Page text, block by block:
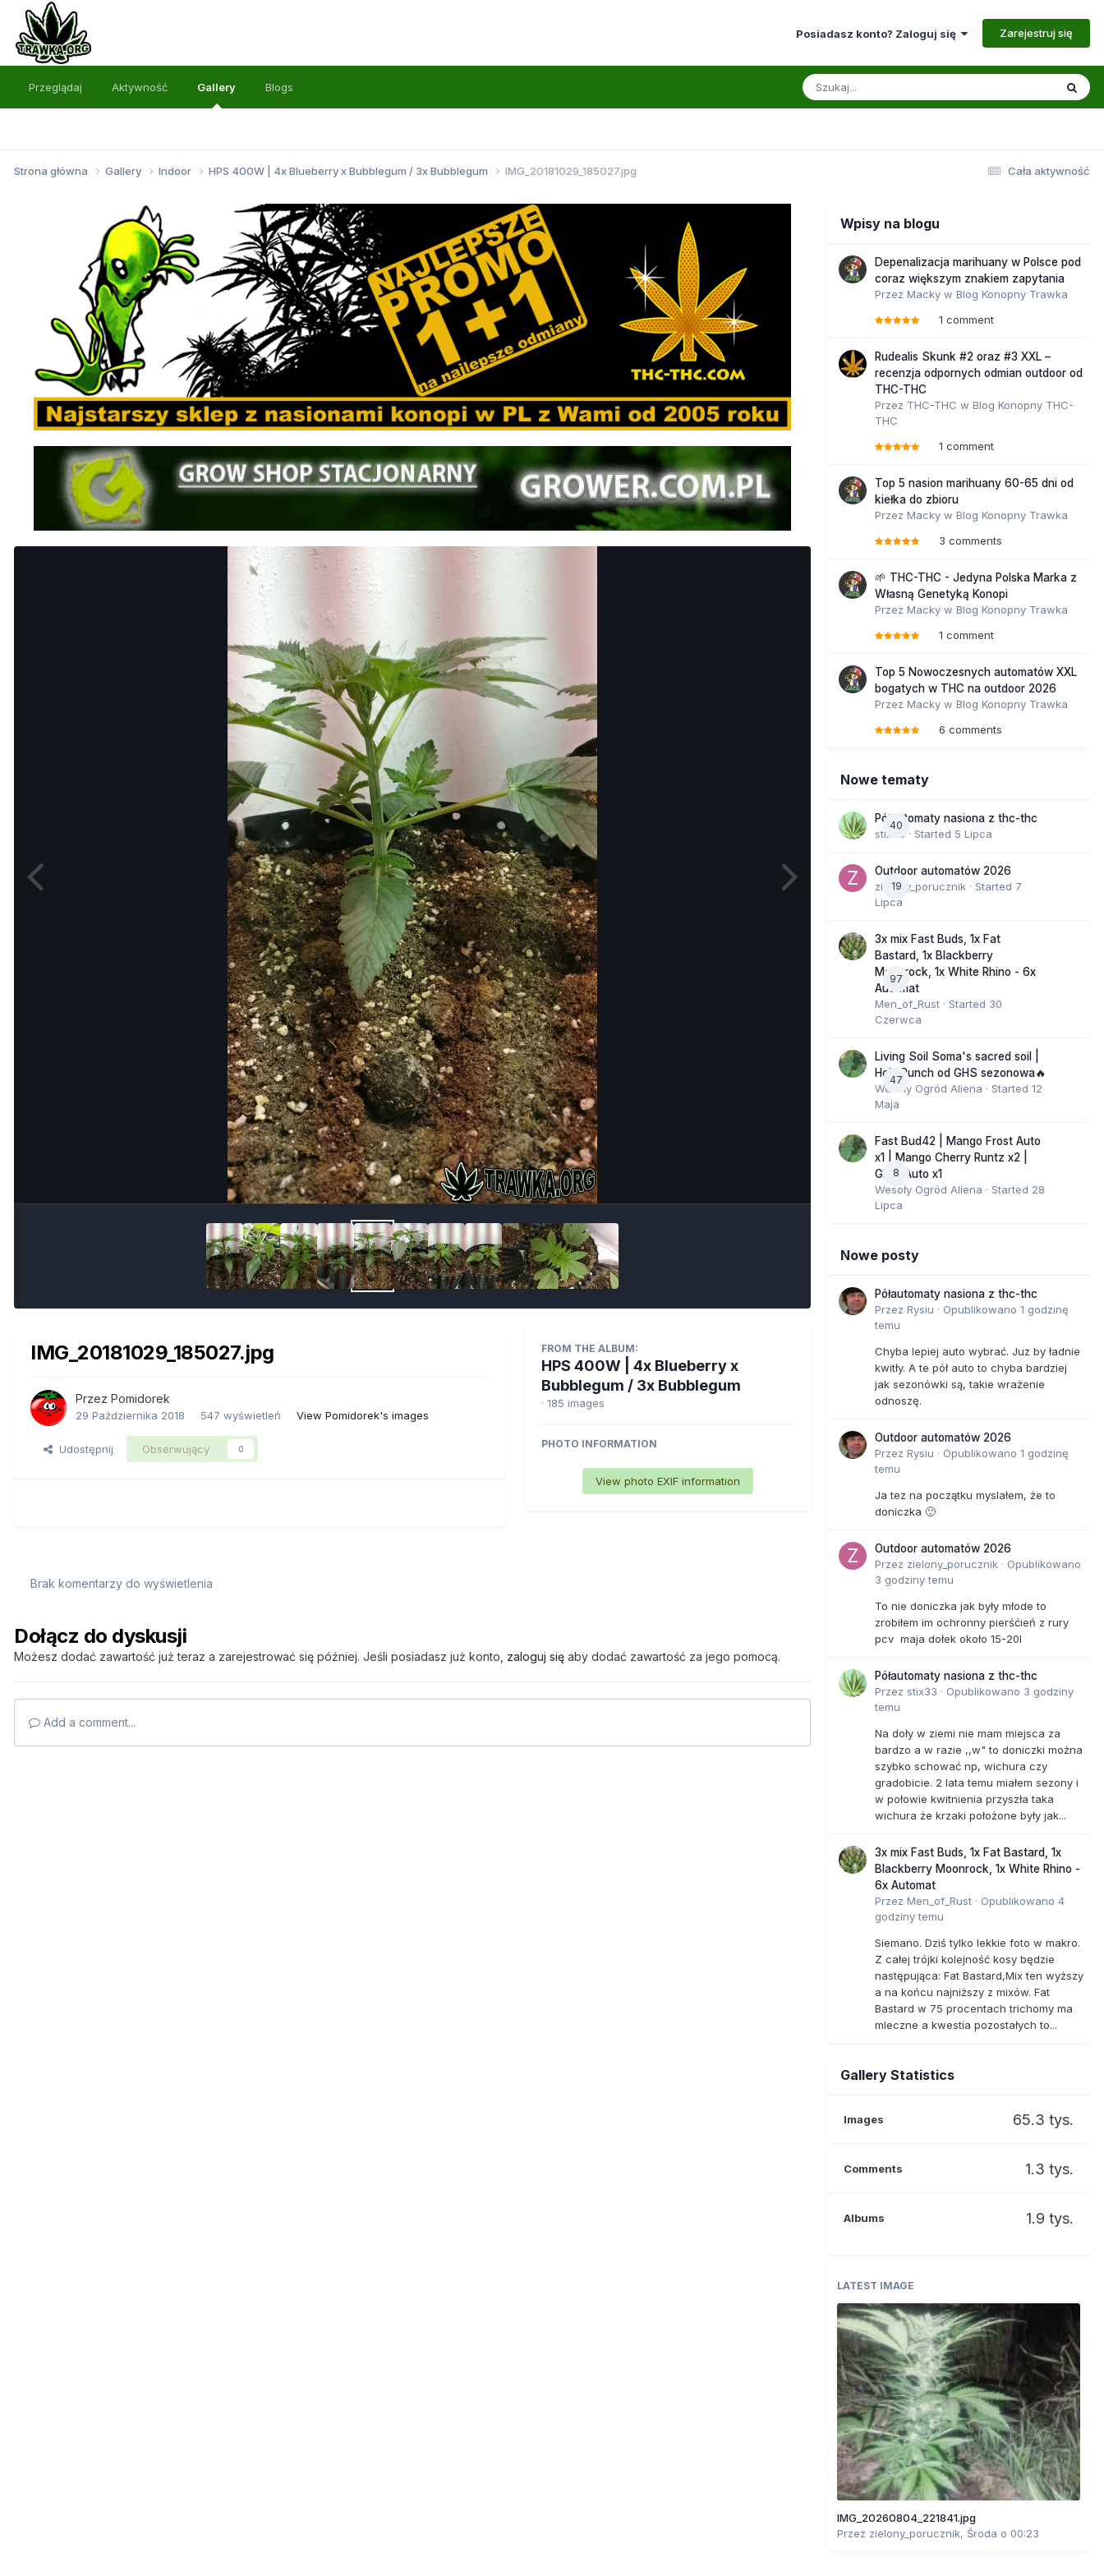
Posiadasz konto? Zaloguj się Zarejestruj się
Przeglądaj Aktywność Gallery Blogs
Cała aktywność
Strona główna Gallery Indoor HPS 400W | 4x Blueberry x Bubblegum / 3x Bubblegum IMG_20181029_185027.jpg
IMG_20181029_185027.jpg
Przez Pomidorek
29 Października 2018 547 wyświetleń View Pomidorek's images
Udostępnij Obserwujący 0
FROM THE ALBUM:
HPS 400W | 4x Blueberry x
Bubblegum / 3x Bubblegum
· 185 images
PHOTO INFORMATION
View photo EXIF information
Brak komentarzy do wyświetlenia
Dołącz do dyskusji
Możesz dodać zawartość już teraz a zarejestrować się później. Jeśli posiadasz już konto, zaloguj się aby dodać zawartość za jego pomocą.
Add a comment...
Wpisy na blogu
Depenalizacja marihuany w Polsce pod
coraz większym znakiem zapytania
Przez Macky w Blog Konopny Trawka
1 comment
Rudealis Skunk #2 oraz #3 XXL –
recenzja odpornych odmian outdoor od
THC-THC
Przez THC-THC w Blog Konopny THC-
THC
1 comment
Top 5 nasion marihuany 60-65 dni od
kiełka do zbioru
Przez Macky w Blog Konopny Trawka
3 comments
🌱 THC-THC - Jedyna Polska Marka z
Własną Genetyką Konopi
Przez Macky w Blog Konopny Trawka
1 comment
Top 5 Nowoczesnych automatów XXL
bogatych w THC na outdoor 2026
Przez Macky w Blog Konopny Trawka
6 comments
Nowe tematy
40
Półautomaty nasiona z thc-thc
stix33 · Started 5 Lipca
19
Outdoor automatów 2026
zielony_porucznik · Started 7
Lipca
97
3x mix Fast Buds, 1x Fat
Bastard, 1x Blackberry
Moonrock, 1x White Rhino - 6x
Automat
Men_of_Rust · Started 30
Czerwca
47
Living Soil Soma's sacred soil |
Holy Punch od GHS sezonowa🔥
Wesoły Ogród Aliena · Started 12
Maja
8
Fast Bud42 | Mango Frost Auto
x1 | Mango Cherry Runtz x2 |
GMO Auto x1
Wesoły Ogród Aliena · Started 28
Lipca
Nowe posty
Półautomaty nasiona z thc-thc
Przez Rysiu · Opublikowano 1 godzinę
temu
Chyba lepiej auto wybrać. Juz by ładnie
kwitły. A te pół auto to chyba bardziej
jak sezonówki są, takie wrażenie
odnoszę.
Outdoor automatów 2026
Przez Rysiu · Opublikowano 1 godzinę
temu
Ja tez na początku myslałem, że to
doniczka 🙂
Outdoor automatów 2026
Przez zielony_porucznik · Opublikowano
3 godziny temu
To nie doniczka jak były młode to
zrobiłem im ochronny pierśćień z rury
pcv maja dołek około 15-20l
Półautomaty nasiona z thc-thc
Przez stix33 · Opublikowano 3 godziny
temu
Na doły w ziemi nie mam miejsca za
bardzo a w razie ,,w" to doniczki można
szybko schować np, wichura czy
gradobicie. 2 lata temu miałem sezony i
w połowie kwitnienia przyszła taka
wichura że krzaki położone były jak...
3x mix Fast Buds, 1x Fat Bastard, 1x
Blackberry Moonrock, 1x White Rhino -
6x Automat
Przez Men_of_Rust · Opublikowano 4
godziny temu
Siemano. Dziś tylko lekkie foto w makro.
Z całej trójki kolejność kosy będzie
następująca: Fat Bastard,Mix ten wyższy
a na końcu najniższy z mixów. Fat
Bastard w 75 procentach trichomy ma
mleczne a kwestia pozostałych to...
Gallery Statistics
Images 65.3 tys.
Comments 1.3 tys.
Albums 1.9 tys.
LATEST IMAGE
IMG_20260804_221841.jpg
Przez zielony_porucznik, Środa o 00:23